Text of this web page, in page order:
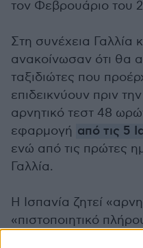
τον Φεβρουάριο του
Στη συνέχεια Γαλλία
ανακοίνωσαν ότι θα
ταξιδιώτες που
επιδεικνύουν πριν
αρνητικό τεστ 48
εφαρμογή από τις 5
ενώ από τις πρώτες
Γαλλία.
Η Ισπανία ζητεί
«πιστοποιητικό